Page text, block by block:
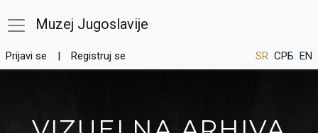
Muzej Jugoslavije
Prijavi se Registruj se SR СРБ EN